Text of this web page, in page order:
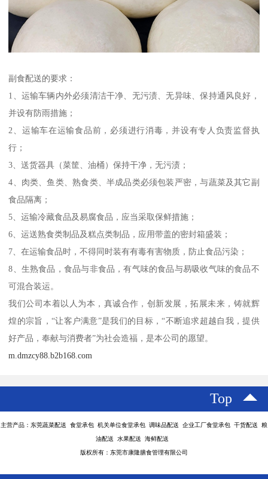
副食配送的要求：
1、运输车辆内外必须清洁干净、无污渍、无异味、保持通风良好，
并设有防雨措施；
2、运输车在运输食品前，必须进行消毒，并设有专人负责监督执
行；
3、送货器具（菜筐、油桶）保持干净，无污渍；
4、肉类、鱼类、熟食类、半成品类必须包装严密，与蔬菜及其它副
食品隔离；
5、运输冷藏食品及易腐食品，应当采取保鲜措施；
6、运送熟食类制品及糕点类制品，应用带盖的密封箱盛装；
7、在运输食品时，不得同时装有有毒有害物质，防止食品污染；
8、生熟食品，食品与非食品，有气味的食品与易吸收气味的食品不
可混合装运。
我们公司本着以人为本，真诚合作，创新发展，拓展未来，铸就辉
煌的宗旨，“让客户满意”是我们的目标，“不断追求超越自我，提供
好产品，奉献与消费者”为社会造福，是本公司的愿望。
m.dmzcy88.b2b168.com
Top
主营产品：东莞蔬菜配送 食堂承包 机关单位食堂承包 调味品配送 企业工厂食堂承包 干货配送 粮
油配送 水果配送 海鲜配送
版权所有：东莞市康隆膳食管理有限公司